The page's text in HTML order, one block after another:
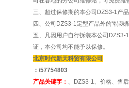
三、超过保修期的本公司DZS3-1产
四、公司DZS3-1定型产品外的“特
五、凡因用户自行拆装本公司DZS3-
证，本公司均不能予以保修。
北京时代新天科贸有限公司
：/57754803
产品关键字： 、DZS3-1、价格、售